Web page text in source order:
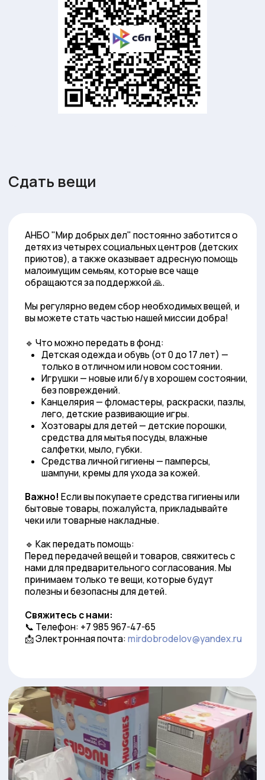
🔹 Как передать помощь:
Перед передачей вещей и товаров, свяжитесь с
нами для предварительного согласования. Мы
принимаем только те вещи, которые будут
полезны и безопасны для детей.
Свяжитесь с нами:
+7 985 967-47-65
📩 Электронная почта:mirdobrodelov@yandex.ru
Нам важно предоставить необходимую помощь
и поддержку тем, кто нуждается в ней больше
помощи. Вы можете стать волонтером и
принять участие в наших проектах.
Заполните заявку, и в течение нескольких дней
с вами свяжутся.
Волонтерство
Стать волонтёром
Нам важно любое участие, начиная с
организации мероприятий и заканчивая